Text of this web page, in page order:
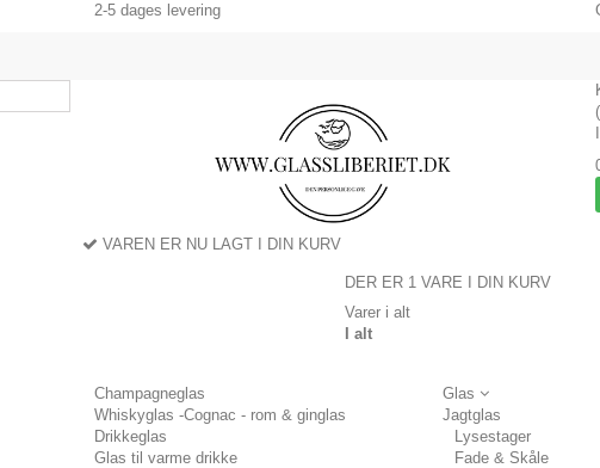
2-5 dages levering
VAREN ER NU LAGT I DIN KURV
DER ER 1 VARE I DIN KURV
Varer i alt
I alt
Glas
Champagneglas
Whiskyglas -Cognac - rom & ginglas
Drikkeglas
Glas til varme drikke
Jagtglas
Lysestager
Fade & Skåle